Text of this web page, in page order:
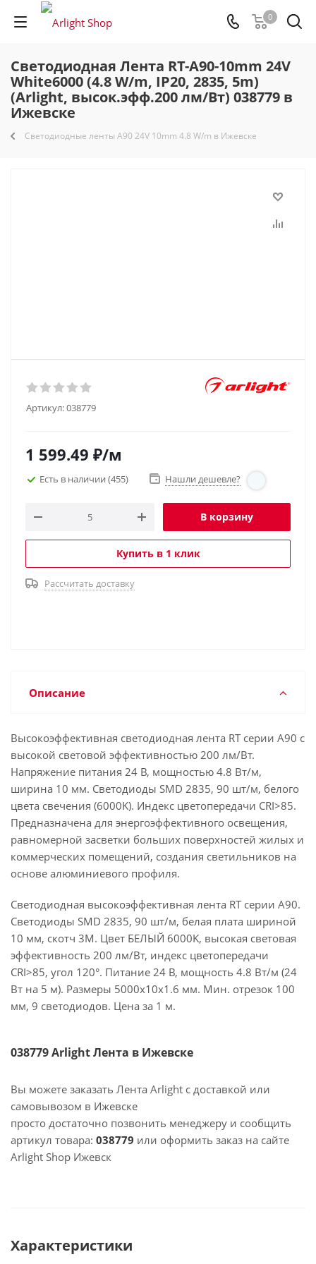
0
Светодиодная Лента RT-A90-10mm 24V
White6000 (4.8 W/m, IP20, 2835, 5m)
(Arlight, высок.эфф.200 лм/Вт) 038779 в
Ижевске
Светодиодные ленты A90 24V 10mm 4.8 W/m в Ижевске
Артикул:038779
1 599.49 ₽/м
Есть в наличии (455) Нашли дешевле?
В корзину
Купить в 1 клик
Рассчитать доставку
Описание
Высокоэффективная светодиодная лента RT серии A90 с
высокой световой эффективностью 200 лм/Вт.
Напряжение питания 24 В, мощностью 4.8 Вт/м,
ширина 10 мм. Светодиоды SMD 2835, 90 шт/м, белого
цвета свечения (6000K). Индекс цветопередачи CRI>85.
Предназначена для энергоэффективного освещения,
равномерной засветки больших поверхностей жилых и
коммерческих помещений, создания светильников на
основе алюминиевого профиля.
Светодиодная высокоэффективная лента RT серии A90.
Светодиоды SMD 2835, 90 шт/м, белая плата шириной
10 мм, скотч 3M. Цвет БЕЛЫЙ 6000K, высокая световая
эффективность 200 лм/Вт, индекс цветопередачи
CRI>85, угол 120°. Питание 24 В, мощность 4.8 Вт/м (24
Вт на 5 м). Размеры 5000x10x1.6 мм. Мин. отрезок 100
мм, 9 светодиодов. Цена за 1 м.
038779 Arlight Лента в Ижевске
Вы можете заказать Лента Arlight с доставкой или
самовывозом в Ижевске
просто достаточно позвонить менеджеру и сообщить
артикул товара: 038779 или оформить заказ на сайте
Arlight Shop Ижевск
Характеристики